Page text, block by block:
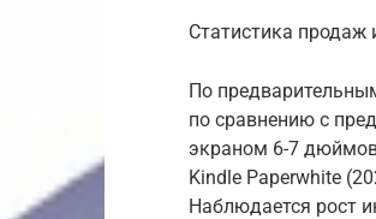
Статистика продаж
По
по сравнению с
экраном 6-7
Kindle Paperwhite
Наблюдается рост